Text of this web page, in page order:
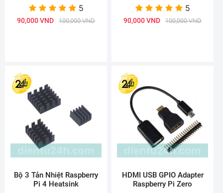
5
90,000 VND 100,000 VND
5
90,000 VND 100,000 VND
Bộ 3 Tản Nhiệt Raspberry
Pi 4 Heatsink
HDMI USB GPIO Adapter
Raspberry Pi Zero